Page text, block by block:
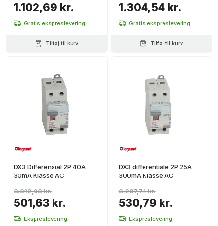
1.102,69 kr.
Gratis ekspreslevering
Tilføj til kurv
1.304,54 kr.
Gratis ekspreslevering
Tilføj til kurv
DX3 Differensial 2P 40A
30mA Klasse AC
501,63 kr.
3.312,03 kr.
Ekspreslevering
DX3 differentiale 2P 25A
300mA Klasse AC
530,79 kr.
3.207,74 kr.
Ekspreslevering